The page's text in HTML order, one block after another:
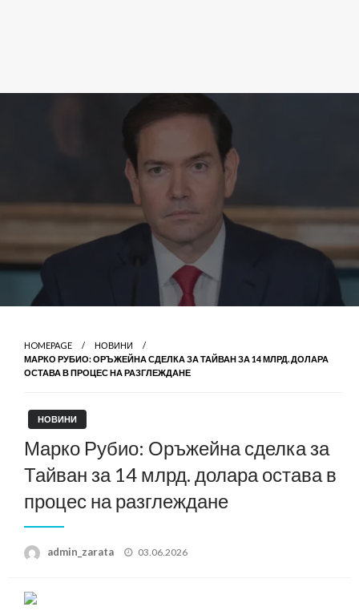
HOMEPAGE
НОВИНИ
МАРКО РУБИО: ОРЪЖЕЙНА СДЕЛКА ЗА ТАЙВАН ЗА 14 МЛРД. ДОЛАРА
ОСТАВА В ПРОЦЕС НА РАЗГЛЕЖДАНЕ
НОВИНИ
Марко Рубио: Оръжейна сделка за
Тайван за 14 млрд. долара остава в
процес на разглеждане
admin_zarata
Posted
03.06.2026